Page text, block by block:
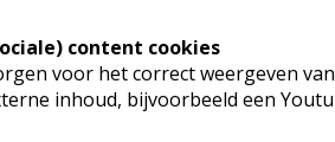
aangelegenheden: diaken Flory
content cookies
voor het correct weergeven
inhoud, bijvoorbeeld een